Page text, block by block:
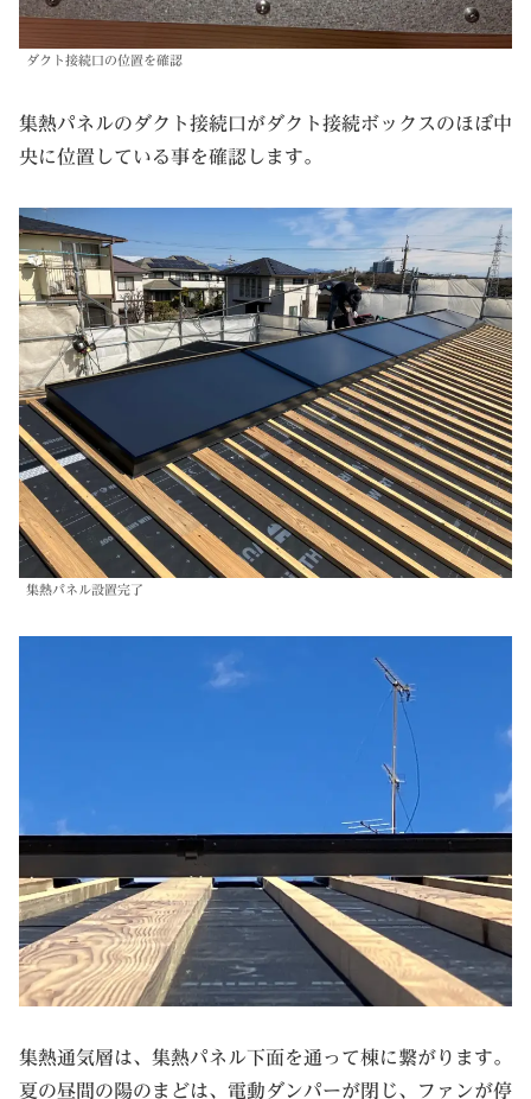
ダクト接続口の位置を確認
集熱パネルのダクト接続口がダクト接続ボックスのほぼ中
央に位置している事を確認します。
集熱パネル設置完了
集熱通気層は、集熱パネル下面を通って棟に繋がります。
夏の昼間の陽のまどは、電動ダンパーが閉じ、ファンが停